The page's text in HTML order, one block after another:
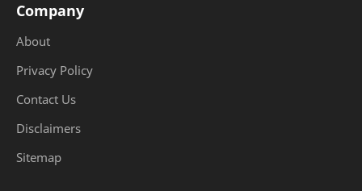
Company
About
Privacy Policy
Contact Us
Disclaimers
Sitemap